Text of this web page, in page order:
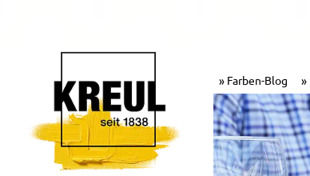
Farben-Blog